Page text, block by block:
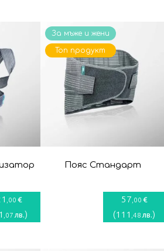
,00 €
,07 лв.)
Пояс Стандарт
57 ,00 €
(111 ,48 лв.)
За мъже и жени
Топ продукт